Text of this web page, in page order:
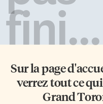
fini...
Sur la page
verrez tout ce
Grand